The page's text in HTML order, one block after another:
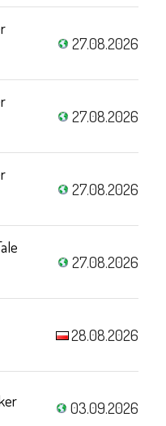
27.08.2026
27.08.2026
27.08.2026
27.08.2026
28.08.2026
03.09.2026